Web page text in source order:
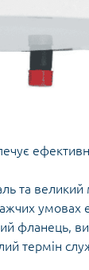
та
умовах
фланець,
термін